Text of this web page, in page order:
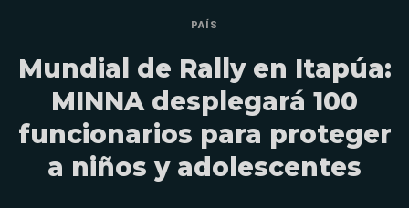
PAÍS
Mundial de Rally en Itapúa:
MINNA desplegará 100
funcionarios para proteger
a niños y adolescentes